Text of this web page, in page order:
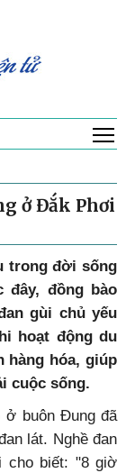
ở Đắk Phơi
trong đời sống
đây, đồng bào
gùi chủ yếu
hoạt động du
hàng hóa, giúp
cuộc sống.
ở buôn Đung đã
lát. Nghề đan
cho biết: "8 giờ